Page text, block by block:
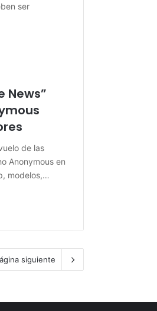
ser
News”
de las
Anonymous en
modelos,…
siguiente